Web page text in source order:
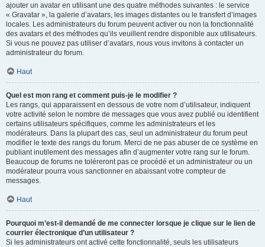
ajouter un avatar en utilisant une des quatre méthodes suivantes : le service
« Gravatar », la galerie d’avatars, les images distantes ou le transfert d’images
locales. Les administrateurs du forum peuvent activer ou non la fonctionnalité
des avatars et des méthodes qu’ils veuillent rendre disponible aux utilisateurs.
Si vous ne pouvez pas utiliser d’avatars, nous vous invitons à contacter un
administrateur du forum.
Haut
Quel est mon rang et comment puis-je le modifier ?
Les rangs, qui apparaissent en dessous de votre nom d’utilisateur, indiquent
votre activité selon le nombre de messages que vous avez publié ou identifient
certains utilisateurs spécifiques, comme les administrateurs et les
modérateurs. Dans la plupart des cas, seul un administrateur du forum peut
modifier le texte des rangs du forum. Merci de ne pas abuser de ce système en
publiant inutilement des messages afin d’augmenter votre rang sur le forum.
Beaucoup de forums ne toléreront pas ce procédé et un administrateur ou un
modérateur pourra vous sanctionner en abaissant votre compteur de
messages.
Haut
Pourquoi m’est-il demandé de me connecter lorsque je clique sur le lien de
courrier électronique d’un utilisateur ?
Si les administrateurs ont activé cette fonctionnalité, seuls les utilisateurs